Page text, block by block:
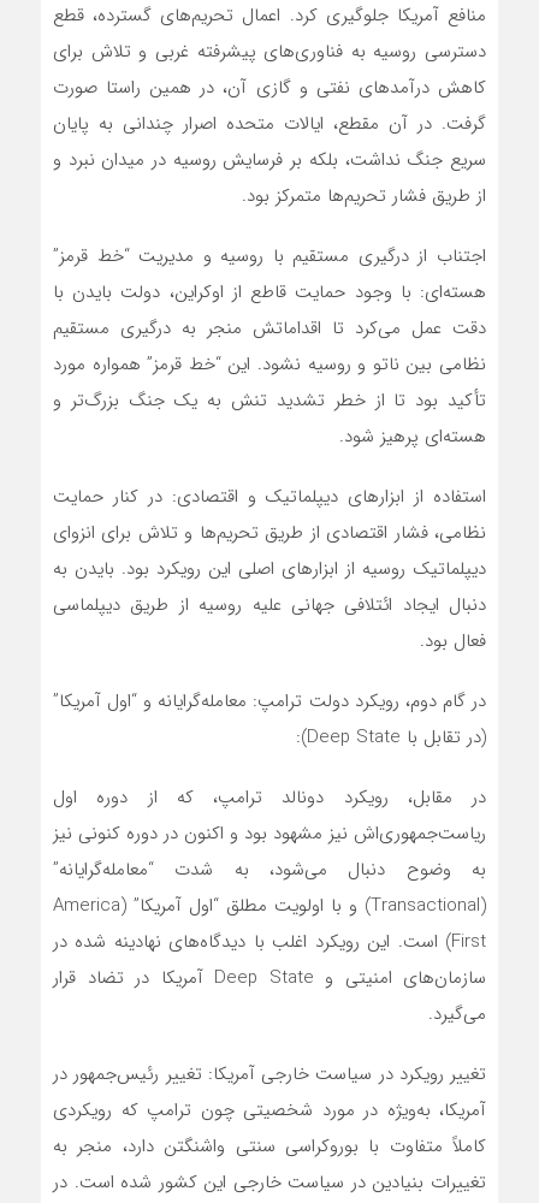
منافع آمریکا جلوگیری کرد. اعمال تحریم‌های گسترده، قطع
دسترسی روسیه به فناوری‌های پیشرفته غربی و تلاش برای
کاهش درآمدهای نفتی و گازی آن، در همین راستا صورت
گرفت. در آن مقطع، ایالات متحده اصرار چندانی به پایان
سریع جنگ نداشت، بلکه بر فرسایش روسیه در میدان نبرد و
از طریق فشار تحریم‌ها متمرکز بود.
اجتناب از درگیری مستقیم با روسیه و مدیریت “خط قرمز”
هسته‌ای: با وجود حمایت قاطع از اوکراین، دولت بایدن با
دقت عمل می‌کرد تا اقداماتش منجر به درگیری مستقیم
نظامی بین ناتو و روسیه نشود. این “خط قرمز” همواره مورد
تأکید بود تا از خطر تشدید تنش به یک جنگ بزرگ‌تر و
هسته‌ای پرهیز شود.
استفاده از ابزارهای دیپلماتیک و اقتصادی: در کنار حمایت
نظامی، فشار اقتصادی از طریق تحریم‌ها و تلاش برای انزوای
دیپلماتیک روسیه از ابزارهای اصلی این رویکرد بود. بایدن به
دنبال ایجاد ائتلافی جهانی علیه روسیه از طریق دیپلماسی
فعال بود.
در گام دوم، رویکرد دولت ترامپ: معامله‌گرایانه و “اول آمریکا”
(در تقابل با Deep State):
در مقابل، رویکرد دونالد ترامپ، که از دوره اول
ریاست‌جمهوری‌اش نیز مشهود بود و اکنون در دوره کنونی نیز
به وضوح دنبال می‌شود، به شدت “معامله‌گرایانه”
(Transactional) و با اولویت مطلق “اول آمریکا” (America
First) است. این رویکرد اغلب با دیدگاه‌های نهادینه شده در
سازمان‌های امنیتی و Deep State آمریکا در تضاد قرار
می‌گیرد.
تغییر رویکرد در سیاست خارجی آمریکا: تغییر رئیس‌جمهور در
آمریکا، به‌ویژه در مورد شخصیتی چون ترامپ که رویکردی
کاملاً متفاوت با بوروکراسی سنتی واشنگتن دارد، منجر به
تغییرات بنیادین در سیاست خارجی این کشور شده است. در